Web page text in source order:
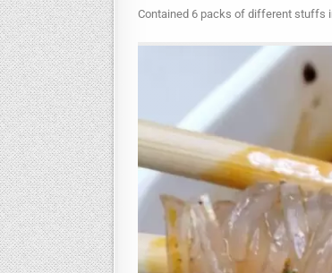
Contained 6 packs of different stuffs